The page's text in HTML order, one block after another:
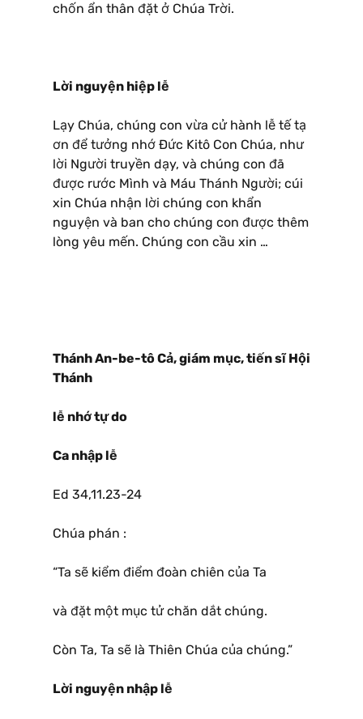
chốn ẩn thân đặt ở Chúa Trời.
Lời nguyện hiệp lễ
Lạy Chúa, chúng con vừa cử hành lễ tế tạ
ơn để tưởng nhớ Ðức Kitô Con Chúa, như
lời Người truyền dạy, và chúng con đã
được rước Mình và Máu Thánh Người; cúi
xin Chúa nhận lời chúng con khẩn
nguyện và ban cho chúng con được thêm
lòng yêu mến. Chúng con cầu xin …
Thánh An-be-tô Cả, giám mục, tiến sĩ Hội
Thánh
lễ nhớ tự do
Ca nhập lễ
Ed 34,11.23-24
Chúa phán :
“Ta sẽ kiểm điểm đoàn chiên của Ta
và đặt một mục tử chăn dắt chúng.
Còn Ta, Ta sẽ là Thiên Chúa của chúng.”
Lời nguyện nhập lễ